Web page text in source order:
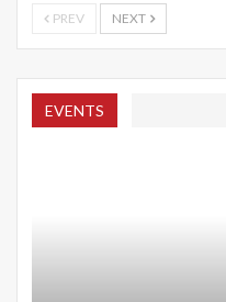
PREV NEXT
EVENTS